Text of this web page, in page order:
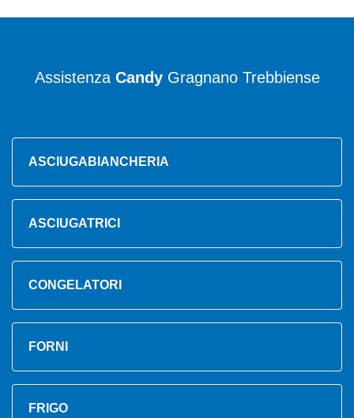
Assistenza CandyGragnano Trebbiense
ASCIUGABIANCHERIA
ASCIUGATRICI
CONGELATORI
FORNI
FRIGO